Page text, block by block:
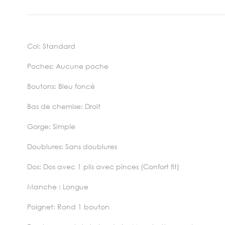
Col: Standard
Poches: Aucune poche
Boutons: Bleu foncé
Bas de chemise: Droit
Gorge: Simple
Doublures: Sans doublures
Dos: Dos avec 1 plis avec pinces (Confort fit)
Manche : Longue
Poignet: Rond 1 bouton